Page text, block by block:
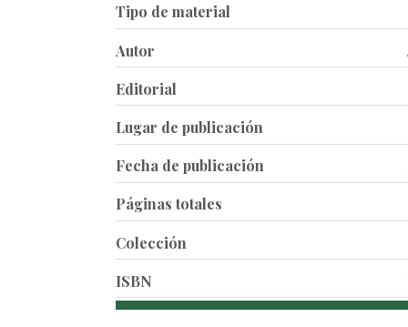
Tipo de material
Autor
Editorial
Lugar de publicación
Fecha de publicación
Páginas totales
Colección
ISBN